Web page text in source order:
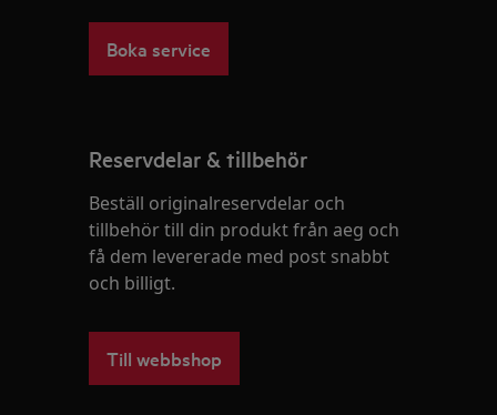
Boka service
Reservdelar & tillbehör
Beställ originalreservdelar och
tillbehör till din produkt från aeg och
få dem levererade med post snabbt
och billigt.
Till webbshop